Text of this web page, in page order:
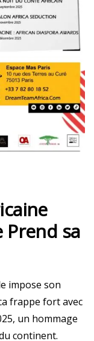
Prend sa
impose son
frappe fort avec
un hommage
continent.